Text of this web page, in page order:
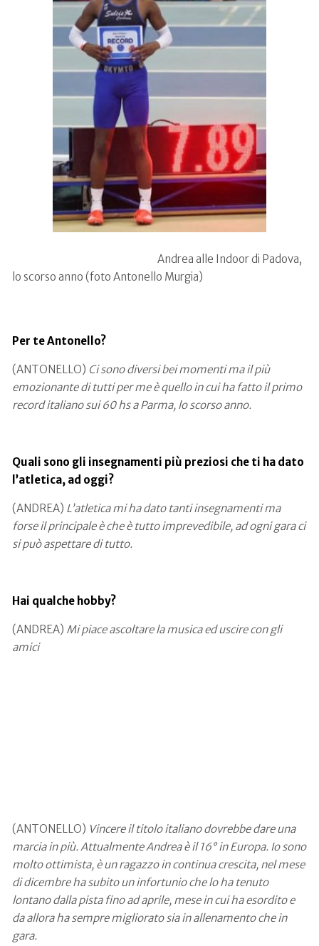
Andrea alle Indoor di Padova,
lo scorso anno (foto Antonello Murgia)
Per te Antonello?
(ANTONELLO) Ci sono diversi bei momenti ma il più
emozionante di tutti per me è quello in cui ha fatto il primo
record italiano sui 60 hs a Parma, lo scorso anno.
Quali sono gli insegnamenti più preziosi che ti ha dato
l’atletica, ad oggi?
(ANDREA) L’atletica mi ha dato tanti insegnamenti ma
forse il principale è che è tutto imprevedibile, ad ogni gara ci
si può aspettare di tutto.
Hai qualche hobby?
(ANDREA) Mi piace ascoltare la musica ed uscire con gli
amici
(ANTONELLO) Vincere il titolo italiano dovrebbe dare una
marcia in più. Attualmente Andrea è il 16° in Europa. Io sono
molto ottimista, è un ragazzo in continua crescita, nel mese
di dicembre ha subito un infortunio che lo ha tenuto
lontano dalla pista fino ad aprile, mese in cui ha esordito e
da allora ha sempre migliorato sia in allenamento che in
gara.